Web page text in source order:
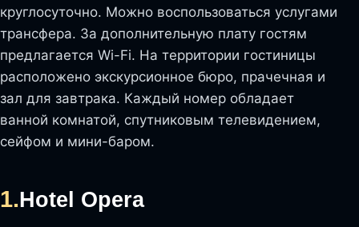
круглосуточно. Можно воспользоваться услугами
трансфера. За дополнительную плату гостям
предлагается Wi-Fi. На территории гостиницы
расположено экскурсионное бюро, прачечная и
зал для завтрака. Каждый номер обладает
ванной комнатой, спутниковым телевидением,
сейфом и мини-баром.
1.Hotel Opera